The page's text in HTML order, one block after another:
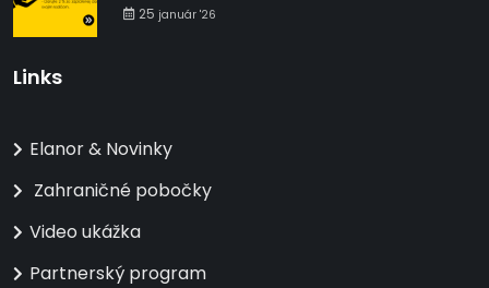
25 január '26
Links
Elanor & Novinky
Zahraničné pobočky
Video ukážka
Partnerský program